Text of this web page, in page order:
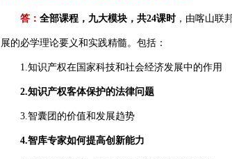
答： 全部课程，九大模块，共24课时，由喀山联
展的必学理论要义和实践精髓。包括：
1.知识产权在国家科技和社会经济发展中的作用
2.知识产权客体保护的法律问题
3.智囊团的价值和发展趋势
4.智库专家如何提高创新能力